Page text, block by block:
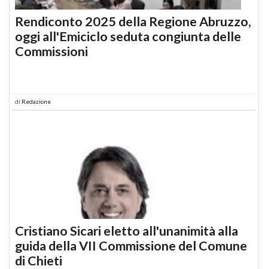
Rendiconto 2025 della Regione Abruzzo,
oggi all'Emiciclo seduta congiunta delle
Commissioni
di Redazione
Cristiano Sicari eletto all'unanimità alla
guida della VII Commissione del Comune
di Chieti